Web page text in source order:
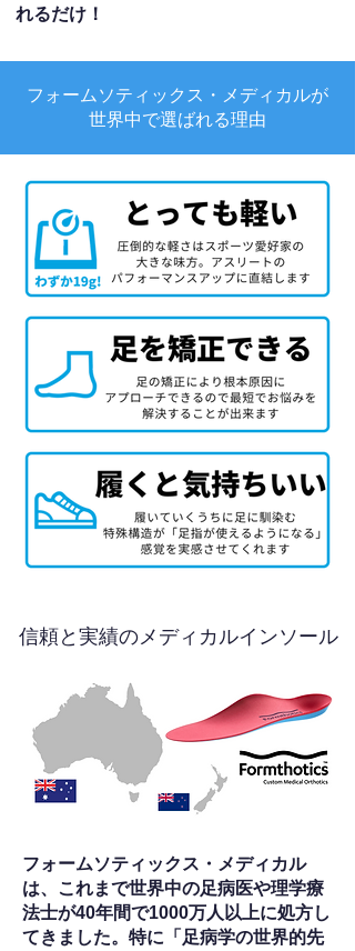
れるだけ！
フォームソティックス・メディカルが
世界中で選ばれる理由
信頼と実績のメディカルインソール
フォームソティックス・メディカル
は、これまで世界中の足病医や理学療
法士が40年間で1000万人以上に処方し
てきました。特に「足病学の世界的先